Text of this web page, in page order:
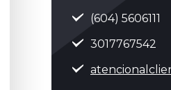
(604) 5606111
3017767542